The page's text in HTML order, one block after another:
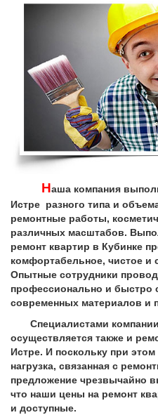
Наша компания
Истре разного типа и
ремонтные работы,
различных масштабов.
ремонт квартир в Кубинке
комфортабельное, чистое и
Опытные сотрудники
профессионально и быстро
современных материалов и
Специалистами компании
осуществляется также и
Истре. И поскольку при этом
нагрузка, связанная с
предложение чрезвычайно
что наши цены на ремонт
и доступные.